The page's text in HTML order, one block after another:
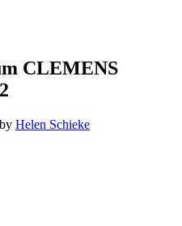
CLEMENS
by Helen Schieke